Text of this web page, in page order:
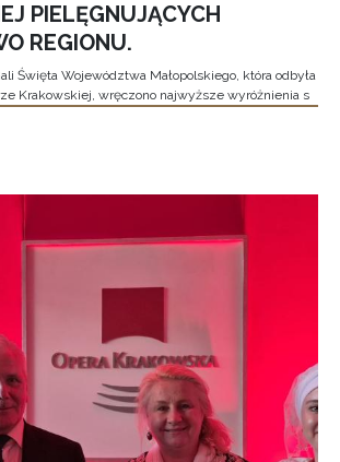
PIELĘGNUJĄCYCH
REGIONU.
Święta Województwa Małopolskiego, która odbyła
Krakowskiej, wręczono najwyższe wyróżnienia s